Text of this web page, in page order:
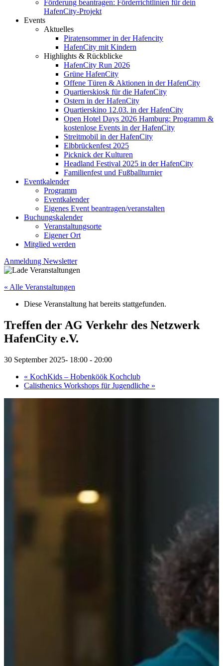
Förderung beantragen: Förderrichtlinien für dein
HafenCity-Projekt
Events
Aktuelles
Piratensommer in der Hafencity
HafenCity mit Kindern
Highlights & Rückblicke
HafenCity Run 2026
Grüne HafenCity
Offene Türen & Aktionen in der HafenCity
Quartierskiosk für die HafenCity
Ostern in der HafenCity
Quartierskino 12.03. in der HafenCity
Open Hotel Days 2026 Hamburg: Programm &
kostenlose Events in der HafenCity
Streitmobil in der HafenCity
Elbbrückenfest 2025
Picknick der Kulturen
Headland Festival 2025 in der HafenCity
Familienfest und Fußballturnier
Eventkalender
Programm
Eventkalender
Eigenes Event beantragen/veranstalten
Buchungskalender
Veranstaltungsorte
Eigener Ort
Mitglied werden
Anmeldung Newsletter
« Alle Veranstaltungen
Diese Veranstaltung hat bereits stattgefunden.
Treffen der AG Verkehr des Netzwerk
HafenCity e.V.
30 September 2025- 18:00 - 20:00
« KochKids – Hobenköök Kochclub
Calisthenics Workshops für Jugendliche »